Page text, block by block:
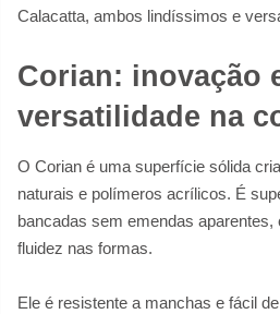
Calacatta, ambos lindíssimos e
Corian: inovação
versatilidade na
O Corian é uma superfície sólida
naturais e polímeros acrílicos. É
bancadas sem emendas
fluidez nas formas.
Ele é resistente a manchas e fácil